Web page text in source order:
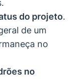
do projeto.
de um
no
no